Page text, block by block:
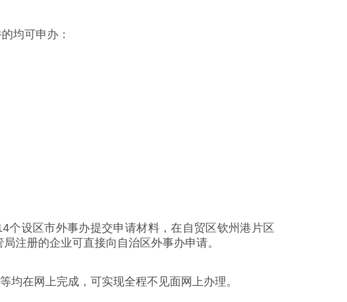
均可申办：
设区市外事办提交申请材料，在自贸区钦州港片区
注册的企业可直接向自治区外事办申请。
均在网上完成，可实现全程不见面网上办理。